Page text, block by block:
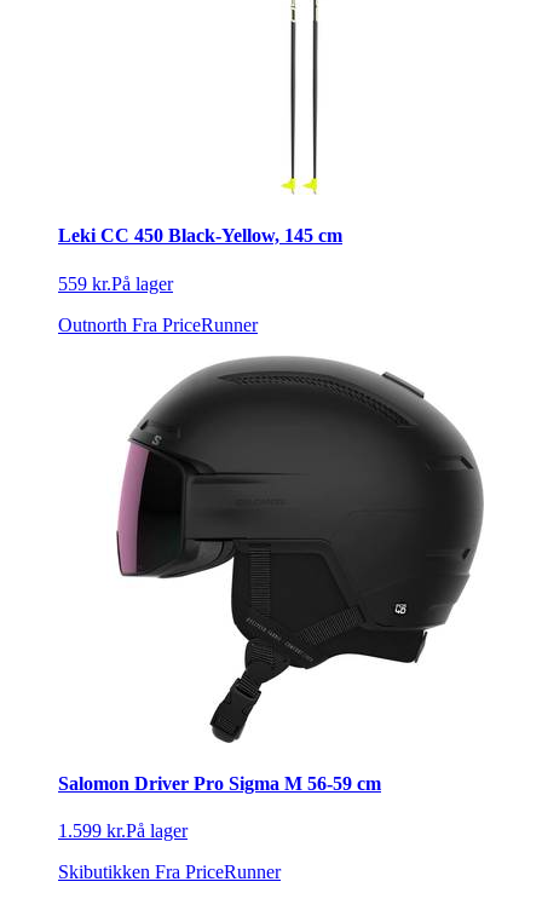
Leki CC 450 Black-Yellow, 145 cm
559 kr.På lager
Outnorth Fra PriceRunner
Salomon Driver Pro Sigma M 56-59 cm
1.599 kr.På lager
Skibutikken Fra PriceRunner